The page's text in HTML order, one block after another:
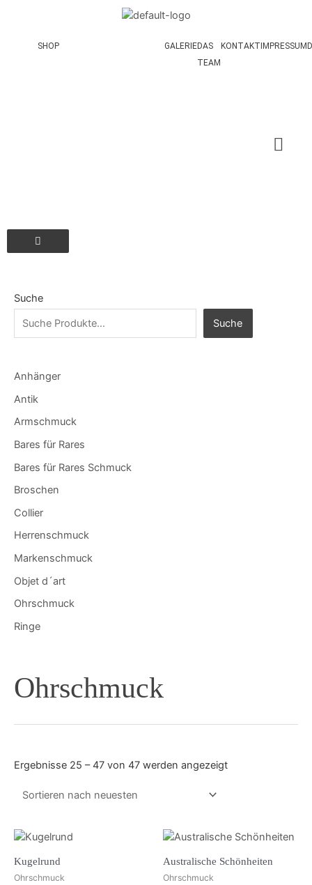
SHOP GALERIEDAS
TEAM
KONTAKTIMPRESSUM
Hamburger Toggle Menu
Suche
Suche
Anhänger
Antik
Armschmuck
Bares für Rares
Bares für Rares Schmuck
Broschen
Collier
Herrenschmuck
Markenschmuck
Objet d´art
Ohrschmuck
Ringe
Ohrschmuck
Ergebnisse 25 – 47 von 47 werden angezeigt
Kugelrund
Ohrschmuck
Australische Schönheiten
Ohrschmuck